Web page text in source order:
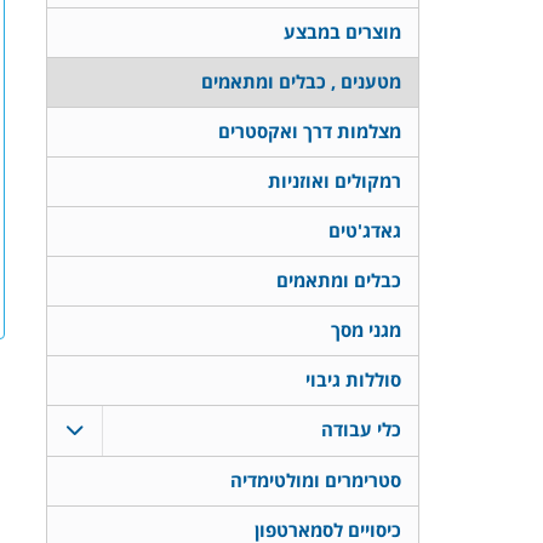
מוצרים במבצע
מטענים , כבלים ומתאמים
מצלמות דרך ואקסטרים
רמקולים ואוזניות
גאדג'טים
כבלים ומתאמים
מגני מסך
סוללות גיבוי
כלי עבודה
סטרימרים ומולטימדיה
כיסויים לסמארטפון